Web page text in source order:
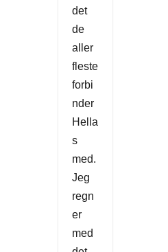
det
de
aller
fleste
forbi
nder
Hella
s
med.
Jeg
regn
er
med